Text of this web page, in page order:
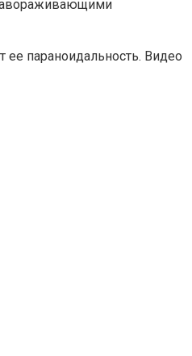
параноидальность. Видео